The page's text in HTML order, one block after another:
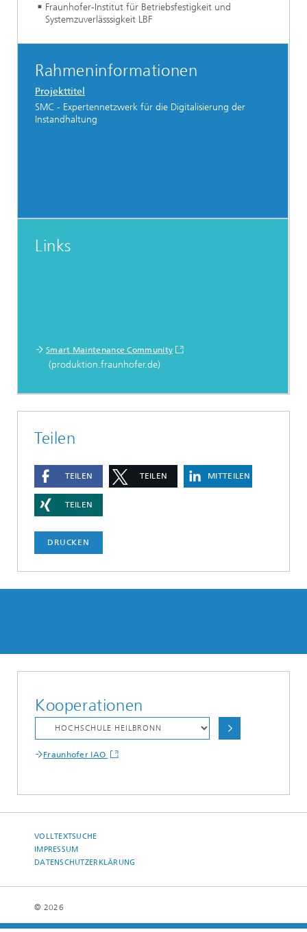
Fraunhofer-Institut für Betriebsfestigkeit und
Systemzuverlässsigkeit LBF
Rahmeninformationen
Projekttitel
SMC - Expertennetzwerk für die Digitalisierung der
Instandhaltung
Links
Smart Maintenance Community
(produktion.fraunhofer.de)
Teilen
TEILEN TEILEN MITTEILEN
TEILEN
DRUCKEN
Kooperationen
Fraunhofer IAO
VOLLTEXTSUCHE
IMPRESSUM
DATENSCHUTZERKLÄRUNG
© 2026